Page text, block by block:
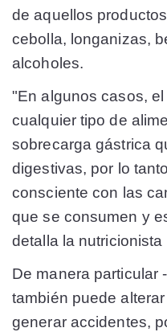
de aquellos
cebolla, longanizas,
alcoholes.
"En algunos casos,
cualquier tipo de
sobrecarga gástrica
digestivas, por lo
consciente con las
que se consumen y
detalla la
De manera particular
también puede
generar accidentes,